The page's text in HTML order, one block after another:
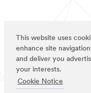
This website uses
enhance site
and deliver you
your interests.
Cookie Notice